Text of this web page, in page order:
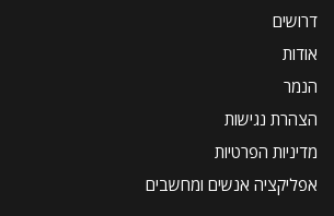
דרושים
אודות
הנמר
הצהרת נגישות
מדיניות הפרטיות
אפליקציה אנשים ומחשבים